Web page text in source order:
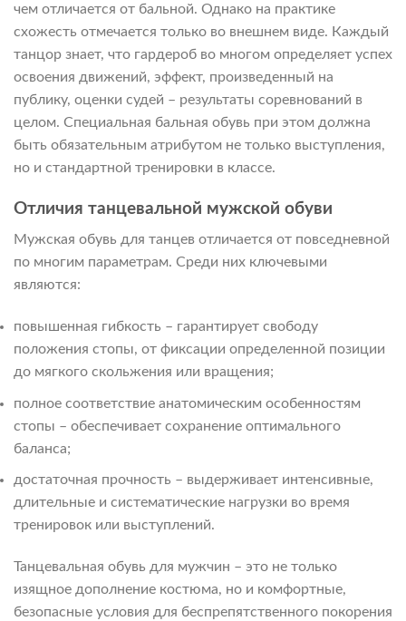
чем отличается от бальной. Однако на практике
схожесть отмечается только во внешнем виде. Каждый
танцор знает, что гардероб во многом определяет успех
освоения движений, эффект, произведенный на
публику, оценки судей – результаты соревнований в
целом. Специальная бальная обувь при этом должна
быть обязательным атрибутом не только выступления,
но и стандартной тренировки в классе.
Отличия танцевальной мужской обуви
Мужская обувь для танцев отличается от повседневной
по многим параметрам. Среди них ключевыми
являются:
повышенная гибкость – гарантирует свободу
положения стопы, от фиксации определенной позиции
до мягкого скольжения или вращения;
полное соответствие анатомическим особенностям
стопы – обеспечивает сохранение оптимального
баланса;
достаточная прочность – выдерживает интенсивные,
длительные и систематические нагрузки во время
тренировок или выступлений.
Танцевальная обувь для мужчин – это не только
изящное дополнение костюма, но и комфортные,
безопасные условия для беспрепятственного покорения